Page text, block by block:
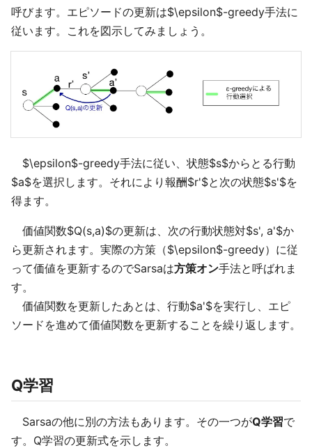
呼びます。エピソードの更新は$\epsilon$-greedy手法に
従います。これを図示してみましょう。
$\epsilon$-greedy手法に従い、状態$s$からとる行動
$a$を選択します。それにより報酬$r'$と次の状態$s'$を
得ます。
価値関数$Q(s,a)$の更新は、次の行動状態対$s', a'$か
ら更新されます。実際の方策（$\epsilon$-greedy）に従
って価値を更新するのでSarsaは方策オン手法と呼ばれま
す。
価値関数を更新したあとは、行動$a'$を実行し、エピ
ソードを進めて価値関数を更新することを繰り返します。
Q学習
Sarsaの他に別の方法もあります。その一つがQ学習で
す。Q学習の更新式を示します。